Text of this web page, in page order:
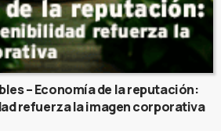
– Economía de la reputación:
refuerza la imagen corporativa